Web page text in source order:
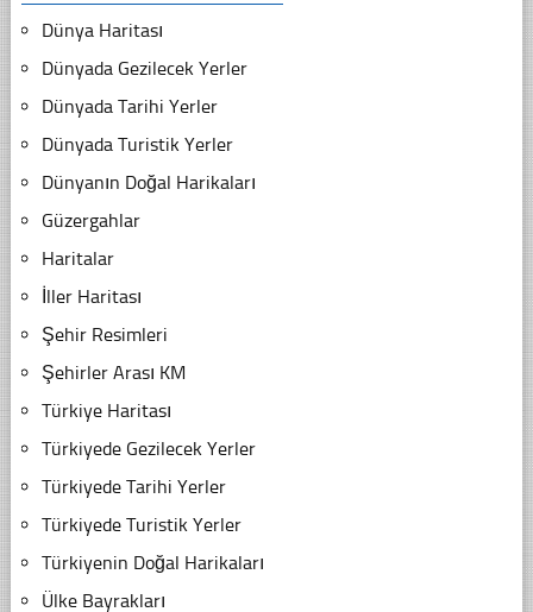
Dünya Haritası
Dünyada Gezilecek Yerler
Dünyada Tarihi Yerler
Dünyada Turistik Yerler
Dünyanın Doğal Harikaları
Güzergahlar
Haritalar
İller Haritası
Şehir Resimleri
Şehirler Arası KM
Türkiye Haritası
Türkiyede Gezilecek Yerler
Türkiyede Tarihi Yerler
Türkiyede Turistik Yerler
Türkiyenin Doğal Harikaları
Ülke Bayrakları